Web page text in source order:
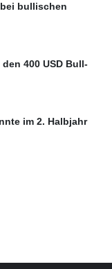
bullischen
400 USD Bull-
im 2. Halbjahr